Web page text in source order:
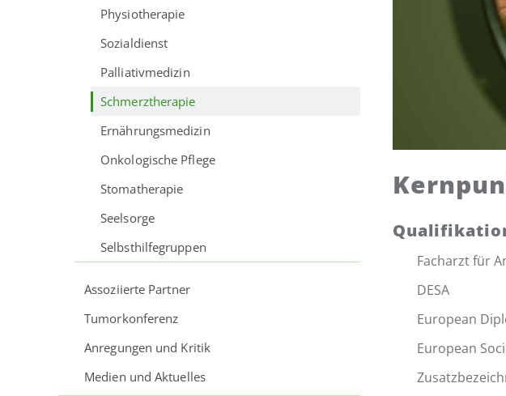
Facharzt für
DESA
European
European
Physiotherapie
Sozialdienst
Palliativmedizin
Schmerztherapie
Ernährungsmedizin
Onkologische Pflege
Stomatherapie
Seelsorge
Selbsthilfegruppen
Assoziierte Partner
Tumorkonferenz
Anregungen und Kritik
Medien und Aktuelles